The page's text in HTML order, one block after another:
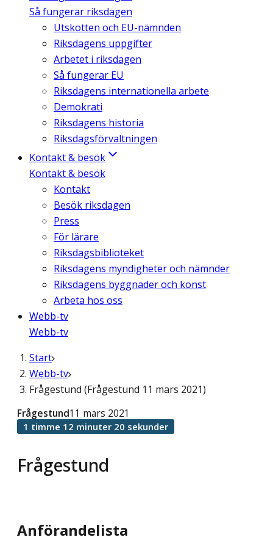
Så fungerar riksdagen
Utskotten och EU-nämnden
Riksdagens uppgifter
Arbetet i riksdagen
Så fungerar EU
Riksdagens internationella arbete
Demokrati
Riksdagens historia
Riksdagsförvaltningen
Kontakt & besök
Kontakt & besök
Kontakt
Besök riksdagen
Press
För lärare
Riksdagsbiblioteket
Riksdagens myndigheter och nämnder
Riksdagens byggnader och konst
Arbeta hos oss
Webb-tv
Webb-tv
Start
Webb-tv
Frågestund (Frågestund 11 mars 2021)
Frågestund
Frågestund11 mars 2021
1 timme 12 minuter 20 sekunder
Anförandelista